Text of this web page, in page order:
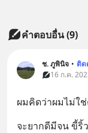
คำตอบอื่น(9)
ช. ภูพินิจ • ติด
16 ก.ค.
ผมคิดว่าผมไม่ใ
จะยากดีมีจน ขี้ริ้